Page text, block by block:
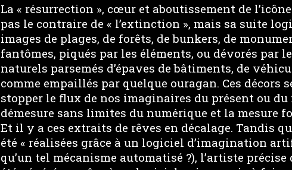
La « résurrection », cœur et aboutissement de
pas le contraire de « l’extinction », mais sa suite
images de plages, de forêts, de bunkers, de
fantômes, piqués par les éléments, ou dévorés par
naturels parsemés d’épaves de bâtiments, de
comme empaillés par quelque ouragan. Ces décors
stopper le flux de nos imaginaires du présent ou
démesure sans limites du numérique et la mesure
Et il y a ces extraits de rêves en décalage. Tandis
été « réalisées grâce à un logiciel d’imagination
qu’un tel mécanisme automatisé ?), l’artiste